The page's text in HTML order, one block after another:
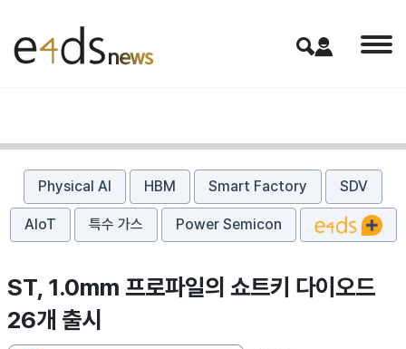
Physical AI HBM Smart Factory SDV
AIoT 특수 가스 Power Semicon
ST, 1.0mm 프로파일의 쇼트키 다이오드
26개 출시